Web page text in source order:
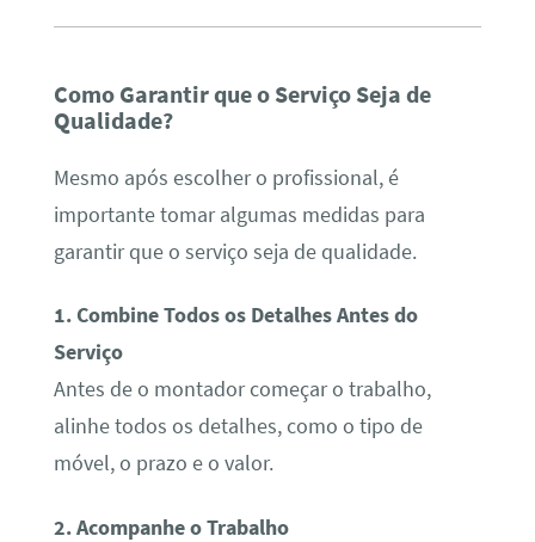
Como Garantir que o Serviço Seja de
Qualidade?
Mesmo após escolher o profissional, é
importante tomar algumas medidas para
garantir que o serviço seja de qualidade.
1. Combine Todos os Detalhes Antes do
Serviço
Antes de o montador começar o trabalho,
alinhe todos os detalhes, como o tipo de
móvel, o prazo e o valor.
2. Acompanhe o Trabalho